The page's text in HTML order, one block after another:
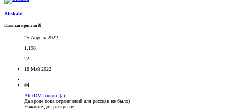
Bliskahl
Главный криптан🥈
25 Апрель 2022
1,198
22
18 Май 2022
#4
AlexDM написал(а):
Да вроде пока ограничений для россиян не было)
Нажмите для раскрытия...